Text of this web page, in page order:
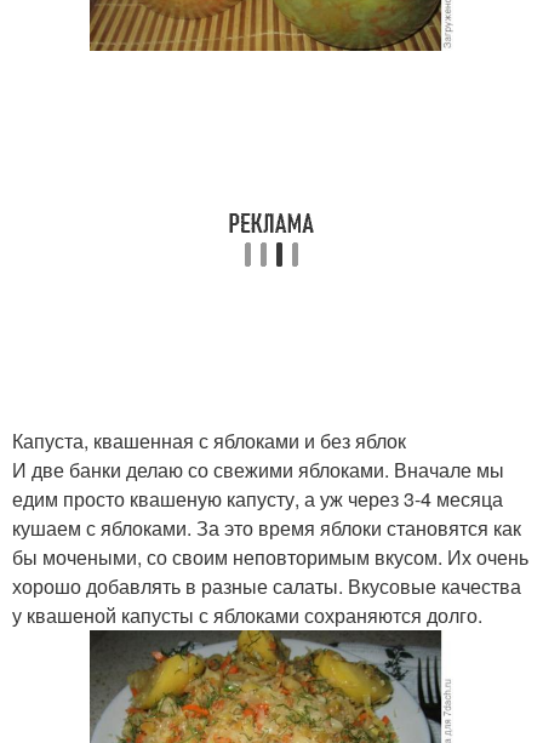
Капуста, квашенная с яблоками и без яблок
И две банки делаю со свежими яблоками. Вначале мы
едим просто квашеную капусту, а уж через 3-4 месяца
кушаем с яблоками. За это время яблоки становятся как
бы мочеными, со своим неповторимым вкусом. Их очень
хорошо добавлять в разные салаты. Вкусовые качества
у квашеной капусты с яблоками сохраняются долго.